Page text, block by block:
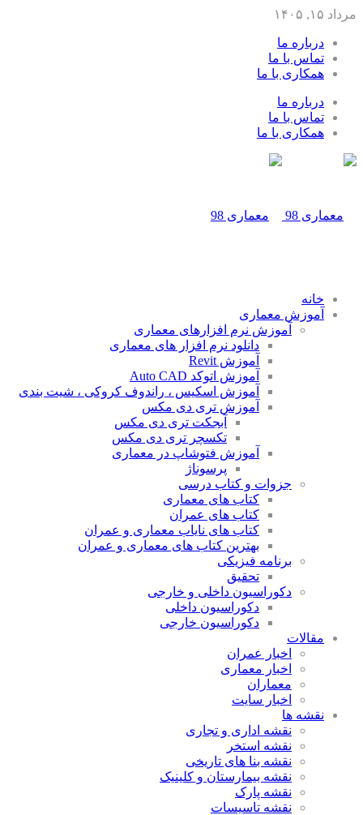
مرداد ۱۵, ۱۴۰۵
درباره ما
تماس با ما
همکاری با ما
درباره ما
تماس با ما
همکاری با ما
خانه
آموزش معماری
آموزش نرم افزارهای معماری
دانلود نرم افزار های معماری
آموزش Revit
آموزش اتوکد Auto CAD
آموزش اسکیس ، راندوف کروکی ، شیت بندی
آموزش تری دی مکس
آبجکت تری دی مکس
تکسچر تری دی مکس
آموزش فتوشاپ در معماری
پرسوناژ
جزوات و کتاب درسی
کتاب های معماری
کتاب های عمران
کتاب های نایاب معماری و عمران
بهترین کتاب های معماری و عمران
برنامه فیزیکی
تحقیق
دکوراسیون داخلی و خارجی
دکوراسیون داخلی
دکوراسیون خارجی
مقالات
اخبار عمران
اخبار معماری
معماران
اخبار سایت
نقشه ها
نقشه اداری و تجاری
نقشه استخر
نقشه بنا های تاریخی
نقشه بیمارستان و کلینیک
نقشه پارک
نقشه تاسیسات